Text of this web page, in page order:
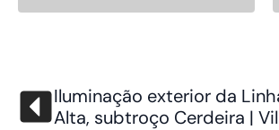
Iluminação exterior da
Alta, subtroço Cerdeira |